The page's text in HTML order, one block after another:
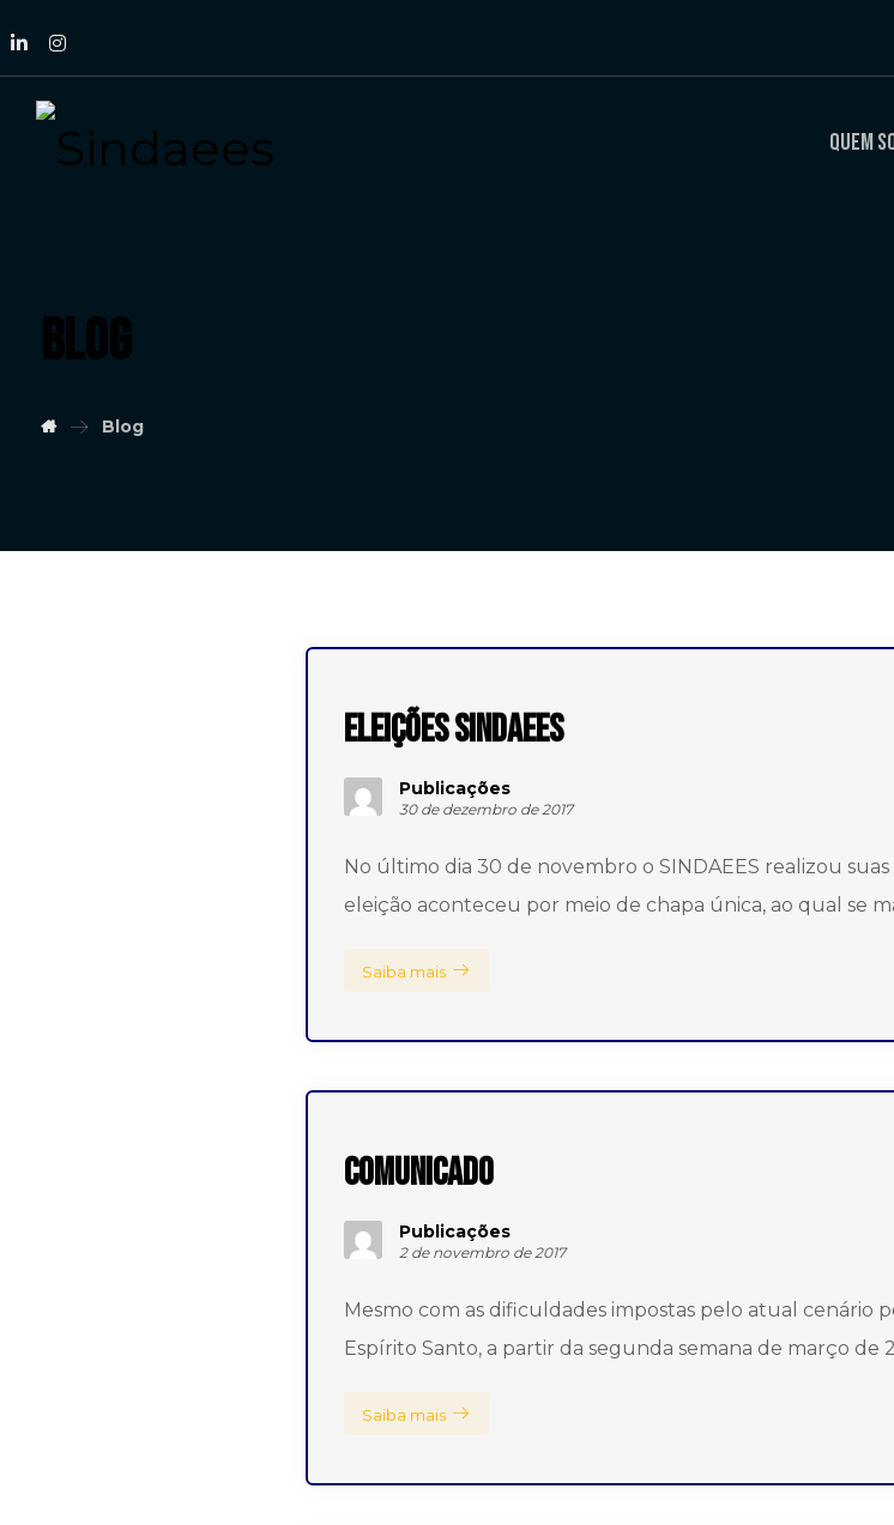
Quem
Blog
Blog
Eleições SINDAEES
Publicações
30 de dezembro de 2017
No último dia 30 de novembro o SINDAEES realizou suas
eleição aconteceu por meio de chapa única, ao qual se
Saiba mais
Comunicado
Publicações
2 de novembro de 2017
Mesmo com as dificuldades impostas pelo atual cenário
Espírito Santo, a partir da segunda semana de março de
Saiba mais